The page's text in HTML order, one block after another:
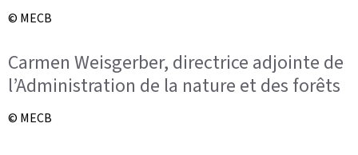
© MECB
Carmen Weisgerber, directrice adjointe de
l’Administration de la nature et des forêts
© MECB